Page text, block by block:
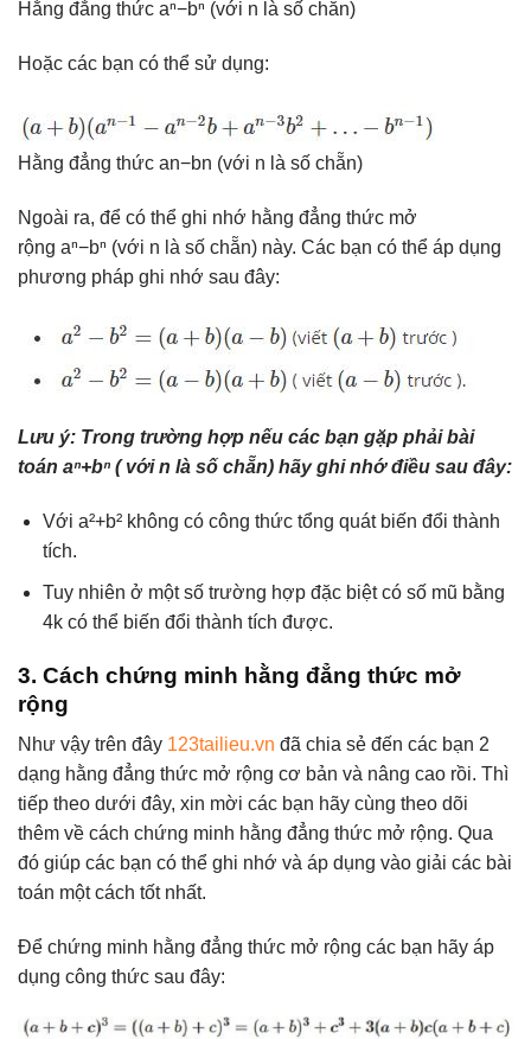
Hằng đẳng thức aⁿ−bⁿ (với n là số chẵn)
Hoặc các bạn có thể sử dụng:
Hằng đẳng thức an−bn (với n là số chẵn)
Ngoài ra, để có thể ghi nhớ hằng đẳng thức mở
rộng aⁿ−bⁿ (với n là số chẵn) này. Các bạn có thể áp dụng
phương pháp ghi nhớ sau đây:
Lưu ý: Trong trường hợp nếu các bạn gặp phải bài
toán aⁿ+bⁿ ( với n là số chẵn) hãy ghi nhớ điều sau đây:
Với a²+b² không có công thức tổng quát biến đổi thành
tích.
Tuy nhiên ở một số trường hợp đặc biệt có số mũ bằng
4k có thể biến đổi thành tích được.
3. Cách chứng minh hằng đẳng thức mở
rộng
Như vậy trên đây 123tailieu.vn đã chia sẻ đến các bạn 2
dạng hằng đẳng thức mở rộng cơ bản và nâng cao rồi. Thì
tiếp theo dưới đây, xin mời các bạn hãy cùng theo dõi
thêm về cách chứng minh hằng đẳng thức mở rộng. Qua
đó giúp các bạn có thể ghi nhớ và áp dụng vào giải các bài
toán một cách tốt nhất.
Để chứng minh hằng đẳng thức mở rộng các bạn hãy áp
dụng công thức sau đây: